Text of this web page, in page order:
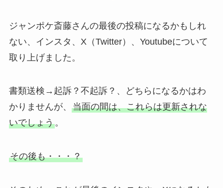
ジャンポケ斎藤さんの最後の投稿になるかもしれ
ない、インスタ、X（Twitter）、Youtubeについて
取り上げました。
書類送検→起訴？不起訴？、どちらになるかはわ
かりませんが、 当面の間は、これらは更新されな
いでしょう。
その後も・・・？